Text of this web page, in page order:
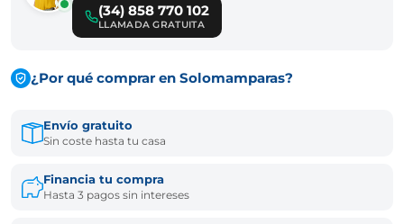
(34) 858 770 102
LLAMADA GRATUITA
¿Por qué comprar en Solomamparas?
Envío gratuito
Sin coste hasta tu casa
Financia tu compra
Hasta 3 pagos sin intereses